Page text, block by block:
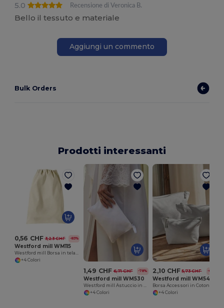
5.0
Recensione di Veronica B.
Bello il tessuto e materiale
Aggiungi un commento
Bulk Orders
Prodotti interessanti
0,56 CHF 3,23 CHF -83%
Westford mill WM115
+4 Colori
1,49 CHF 6,71 CHF -78%
Westford mill WM530
+4 Colori
2,10 CHF 5,73 CHF -63%
Westford mill WM540
+4 Colori